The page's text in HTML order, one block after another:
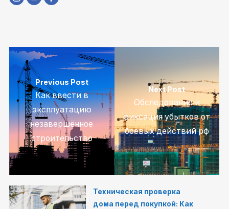
Previous Post
Как ввести в
эксплуатацию
незавершённое
строительство
Next Post
Обследование и
фиксация убытков от
боевых действий рф
Техническая проверка
дома перед покупкой: Как